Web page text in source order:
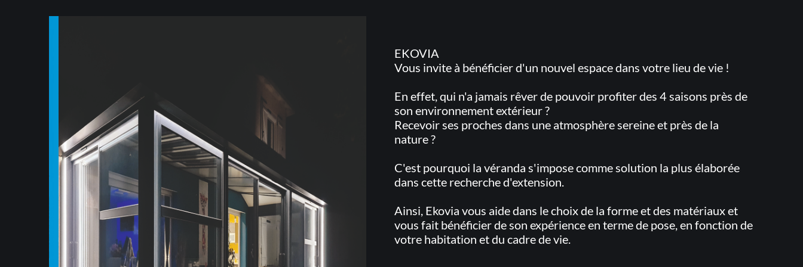
EKOVIA
Vous invite à bénéficier d'un nouvel espace dans votre lieu de vie !
En effet, qui n'a jamais rêver de pouvoir profiter des 4 saisons près de
son environnement extérieur ?
Recevoir ses proches dans une atmosphère sereine et près de la
nature ?
C'est pourquoi la véranda s'impose comme solution la plus élaborée
dans cette recherche d'extension.
Ainsi, Ekovia vous aide dans le choix de la forme et des matériaux et
vous fait bénéficier de son expérience en terme de pose, en fonction de
votre habitation et du cadre de vie.